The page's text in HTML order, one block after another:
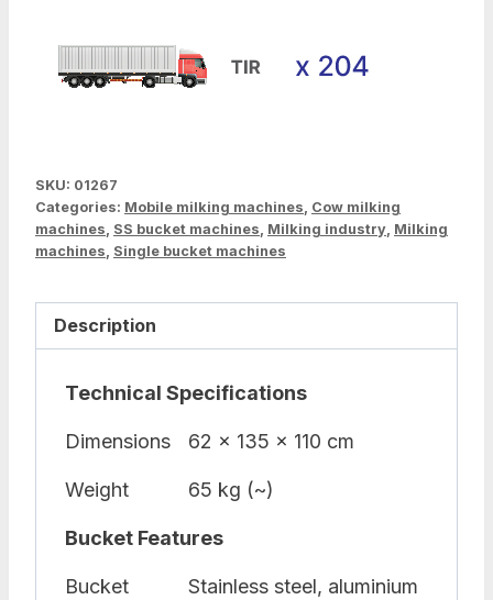
SKU: 01267
Categories: Mobile milking machines, Cow milking
machines, SS bucket machines, Milking industry, Milking
machines, Single bucket machines
Description
Technical Specifications
Dimensions 62 x 135 x 110 cm
Weight 65 kg (~)
Bucket Features
Bucket
Stainless steel, aluminium